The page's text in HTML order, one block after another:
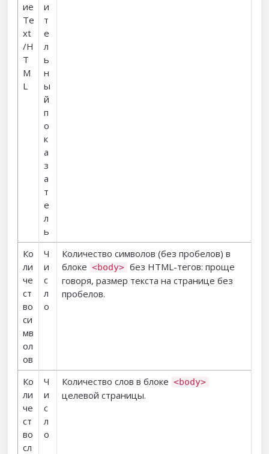
ие
Te
xt
/H
T
M
L
и
т
е
л
ь
н
ы
й
п
о
к
а
з
а
т
е
л
ь
Ко
ли
че
ст
во
си
мв
ол
ов
Ч
и
с
л
о
Количество символов (без пробелов) в
блоке <body> без HTML-тегов: проще
говоря, размер текста на странице без
пробелов.
Ко
ли
че
ст
во
сл
Ч
и
с
л
о
Количество слов в блоке <body>
целевой страницы.